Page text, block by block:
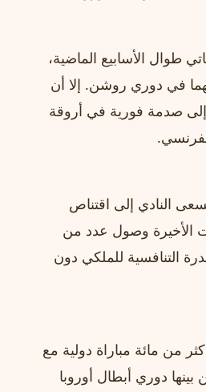
طوال الأسابيع الماضية،
في دوري روشن. إلا أن
صدمة فورية في أروقة
النادي إلى اقتناص
الأخيرة وصول عدد من
التنافسية للملكي دون
من مائة مباراة دولية مع
بينها دوري أبطال أوروبا